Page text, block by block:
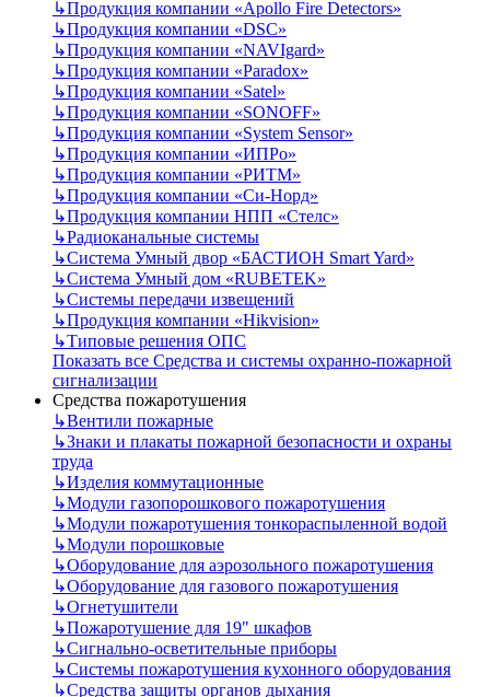
↳Продукция компании «Apollo Fire Detectors»
↳Продукция компании «DSC»
↳Продукция компании «NAVIgard»
↳Продукция компании «Paradox»
↳Продукция компании «Satel»
↳Продукция компании «SONOFF»
↳Продукция компании «System Sensor»
↳Продукция компании «ИПРо»
↳Продукция компании «РИТМ»
↳Продукция компании «Си-Норд»
↳Продукция компании НПП «Стелс»
↳Радиоканальные системы
↳Система Умный двор «БАСТИОН Smart Yard»
↳Система Умный дом «RUBETEK»
↳Системы передачи извещений
↳Продукция компании «Hikvision»
↳Типовые решения ОПС
Показать все Средства и системы охранно-пожарной
сигнализации
Средства пожаротушения
↳Вентили пожарные
↳Знаки и плакаты пожарной безопасности и охраны
труда
↳Изделия коммутационные
↳Модули газопорошкового пожаротушения
↳Модули пожаротушения тонкораспыленной водой
↳Модули порошковые
↳Оборудование для аэрозольного пожаротушения
↳Оборудование для газового пожаротушения
↳Огнетушители
↳Пожаротушение для 19" шкафов
↳Сигнально-осветительные приборы
↳Системы пожаротушения кухонного оборудования
↳Средства защиты органов дыхания